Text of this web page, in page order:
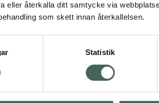
eller återkalla ditt samtycke via
som skett innan återkallelsen.
Statistik
Aktuella erbjudanden
Om